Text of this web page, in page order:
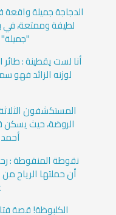
الدجاجة جميلة
لطيفة وممتعة، في
أنا لست يقطينة : طائر
لوزنه الزائد فهو
المستكشفون
الروضة، حيث يسكن
نقوطة المنقوطة :
أن حملتها الرياح
الكلبوظة! قصة